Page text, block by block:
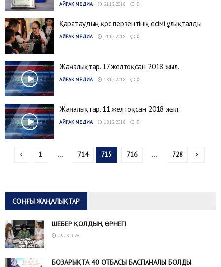
АЙҒАҚ МЕДИА 21.12.2018 0
Қаратаудың қос перзентінің есімі ұлықталды
АЙҒАҚ МЕДИА 21.12.2018 0
Жаңалықтар. 17 желтоқсан, 2018 жыл.
АЙҒАҚ МЕДИА 18.12.2018 0
Жаңалықтар. 11 желтоқсан, 2018 жыл.
АЙҒАҚ МЕДИА 18.12.2018 0
1 … 714 715 716 … 728
СОҢҒЫ ЖАҢАЛЫҚТАР
ШЕБЕР ҚОЛДЫҢ ӨРНЕГІ
06.08.2026
БОЗАРЫҚТА 40 ОТБАСЫ БАСПАНАЛЫ БОЛДЫ